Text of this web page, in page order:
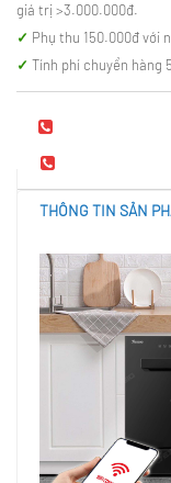
giá trị >3.000.000đ.
Phụ thu 150.000đ với
Tính phí chuyển hàng
THÔNG TIN SẢN